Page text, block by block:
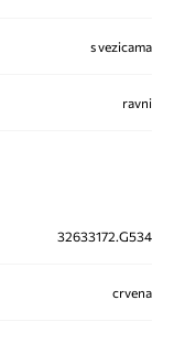
s vezicama
ravni
32633172.G534
crvena